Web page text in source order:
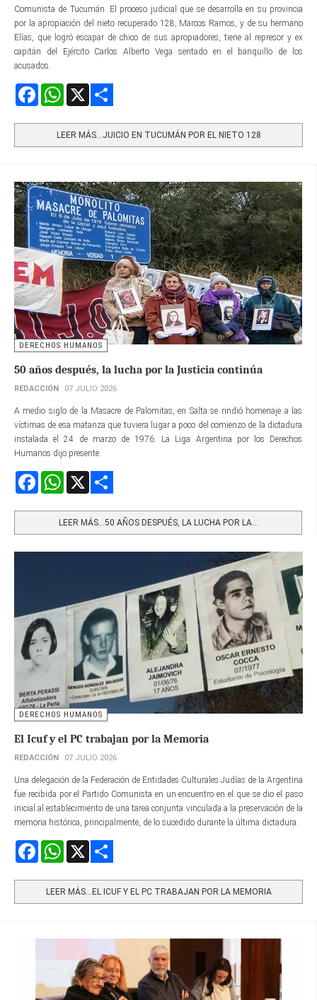
Comunista de Tucumán. El proceso judicial que se desarrolla en su provincia
por la apropiación del nieto recuperado 128, Marcos Ramos, y de su hermano
Elías, que logró escapar de chico de sus apropiadores, tiene al represor y ex
capitán del Ejército Carlos Alberto Vega sentado en el banquillo de los
acusados.
FacebookWhatsApp
LEER MÁS…JUICIO EN TUCUMÁN POR EL NIETO 128
DERECHOS HUMANOS
50 años después, la lucha por la Justicia continúa
REDACCIÓN 07 JULIO 2026
A medio siglo de la Masacre de Palomitas, en Salta se rindió homenaje a las
víctimas de esa matanza que tuviera lugar a poco del comienzo de la dictadura
instalada el 24 de marzo de 1976. La Liga Argentina por los Derechos
Humanos dijo presente.
FacebookWhatsApp
LEER MÁS…50 AÑOS DESPUÉS, LA LUCHA POR LA...
DERECHOS HUMANOS
El Icuf y el PC trabajan por la Memoria
REDACCIÓN 07 JULIO 2026
Una delegación de la Federación de Entidades Culturales Judías de la Argentina
fue recibida por el Partido Comunista en un encuentro en el que se dio el paso
inicial al establecimiento de una tarea conjunta vinculada a la preservación de la
memoria histórica, principalmente, de lo sucedido durante la última dictadura.
FacebookWhatsApp
LEER MÁS…EL ICUF Y EL PC TRABAJAN POR LA MEMORIA